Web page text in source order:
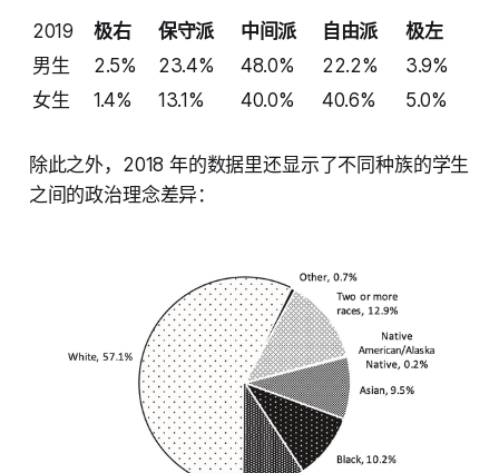
2019 极右 保守派 中间派 自由派
极左
男生
2.5% 23.4% 48.0% 22.2%
3.9%
女生
1.4% 13.1% 40.0% 40.6% 5.0%
除此之外，2018 年的数据里还显示了不同种族的学生
之间的政治理念差异：